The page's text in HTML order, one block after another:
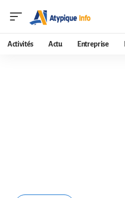
Activités Actu Entreprise